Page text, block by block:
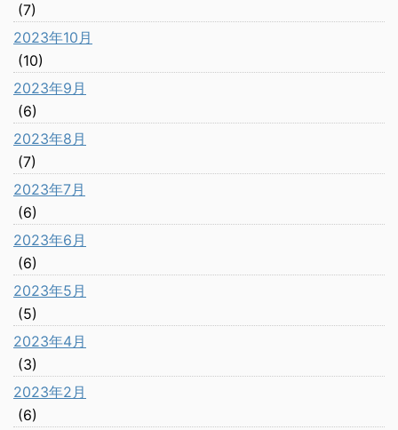
(7)
2023年10月
(10)
2023年9月
(6)
2023年8月
(7)
2023年7月
(6)
2023年6月
(6)
2023年5月
(5)
2023年4月
(3)
2023年2月
(6)